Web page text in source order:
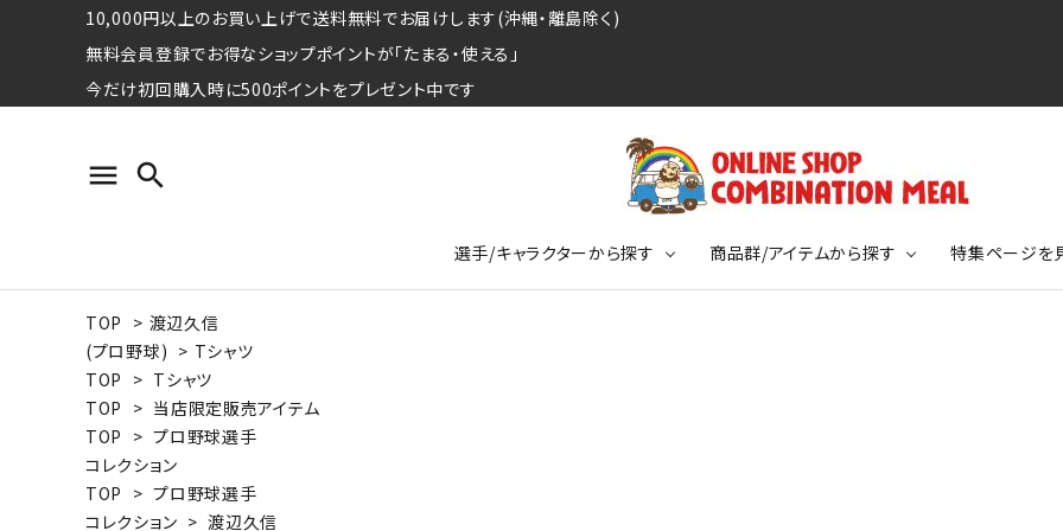
10,000円以上のお買い上げで送料無料でお届けします(沖縄・離島除く)
無料会員登録でお得なショップポイントが「たまる・使える」
今だけ初回購入時に500ポイントをプレゼント中です
menu search
選手/キャラクターから探す
プロ野球選手コレクション
日本プロサッカー選手会シリーズ
水泳競技選手コレクション
商品群/アイテムから探す
Tシャツ
パーカー
期間限定販売アイテム
特集ページを
特集ページ
ウォーレン･クロマティ
特集ページ
競走馬コレクション
TOP > 渡辺久信
(プロ野球) > Tシャツ
TOP > Tシャツ
TOP > 当店限定販売アイテム
TOP > プロ野球選手
コレクション
TOP > プロ野球選手
コレクション > 渡辺久信